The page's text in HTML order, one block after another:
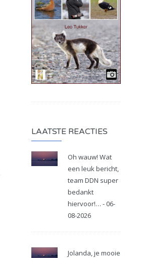
LAATSTE REACTIES
Oh wauw! Wat
een leuk bericht,
team DDN super
bedankt
hiervoor!… - 06-
08-2026
Jolanda, je mooie